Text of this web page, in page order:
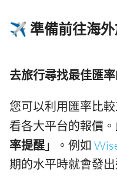
✈️ 準備前往海外
去旅行尋找最佳匯
您可以利用匯率比
看各大平台的報價
率提醒 」。例如
期的水平時就會發